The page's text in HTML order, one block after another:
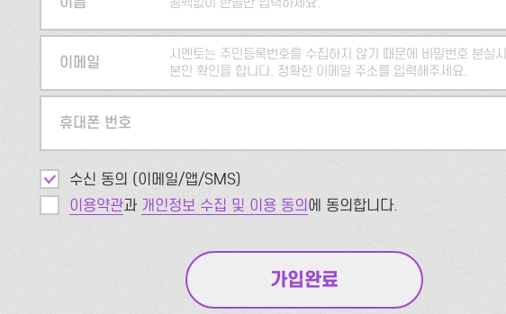
이메일
시멘토는 주민등록번호를 수집하지 않기 때문에 비밀번호 분실
본인 확인을 합니다. 정확한 이메일 주소를 입력해주세요.
휴대폰 번호
수신 동의 (이메일/앱/SMS)
이용약관과 개인정보 수집 및 이용 동의에 동의합니다.